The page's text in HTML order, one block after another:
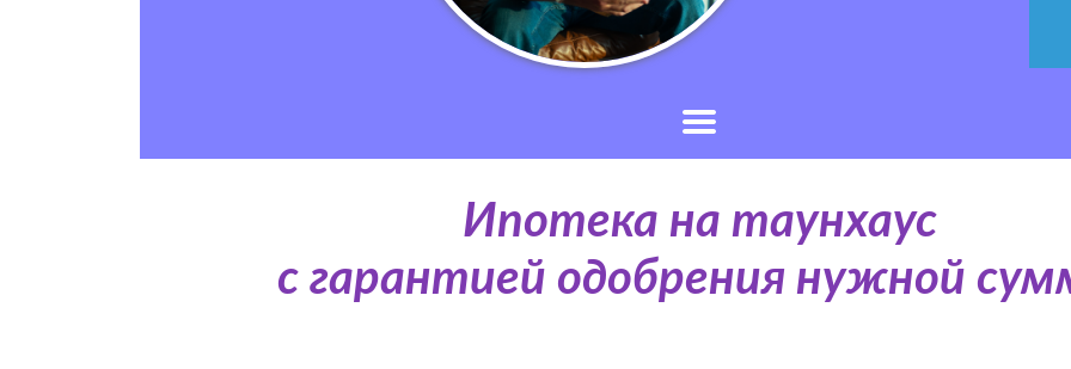
Ипотека на таунхаус
с гарантией одобрения нужной